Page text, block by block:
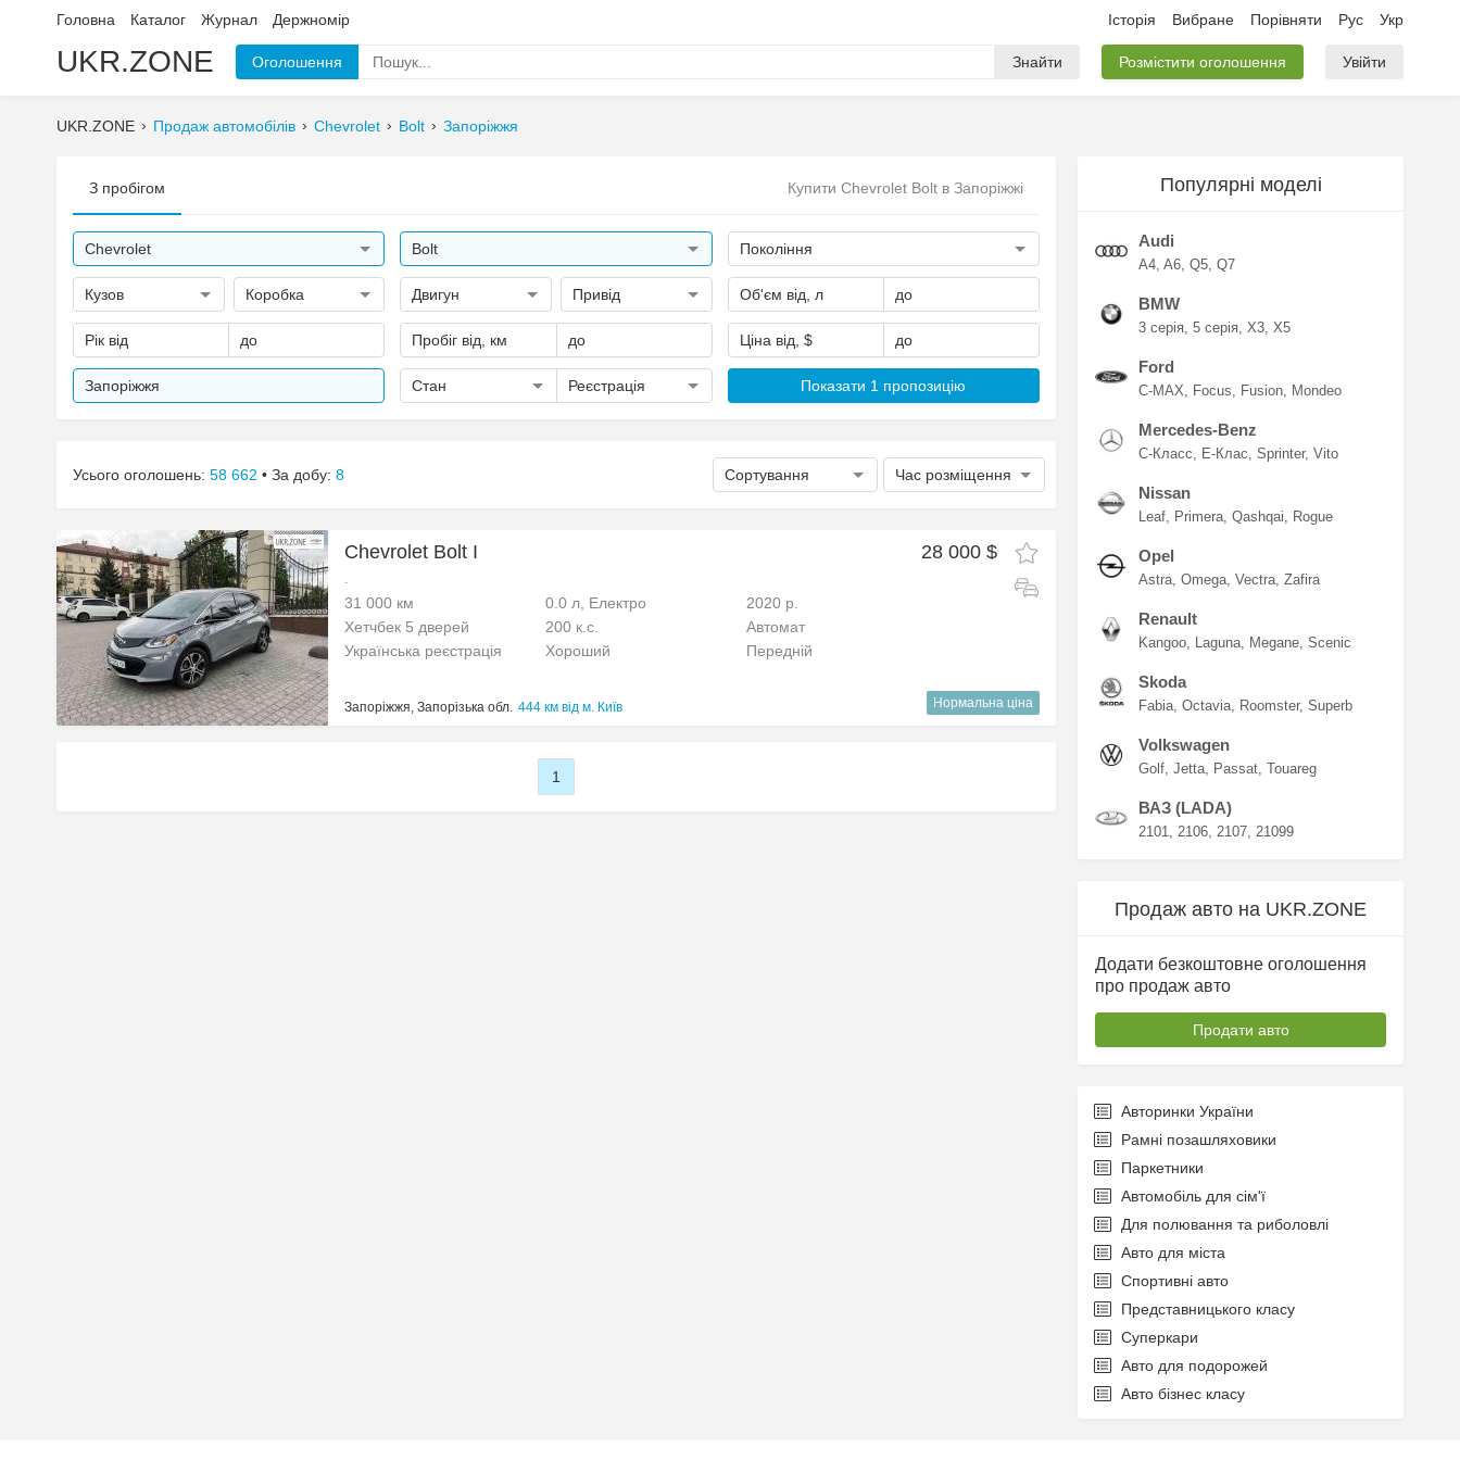
Головна Каталог Журнал Держномір Історія Вибране Порівняти Рус Укр
UKR.ZONE Оголошення Знайти Розмістити оголошення Увійти
UKR.ZONE Продаж автомобілів Chevrolet Bolt Запоріжжя
З пробігом Купити Chevrolet Bolt в Запоріжжі
Chevrolet Bolt Покоління
Кузов Коробка Двигун Привід Об'єм від, л до
Рік від до Пробіг від, км до Ціна від, $ до
Запоріжжя Стан Реєстрація Показати 1 пропозицію
Усього оголошень: 58 662 • За добу: 8 Сортування Час розміщення
Chevrolet Bolt I 28 000 $
.
31 000 км 0.0 л, Електро
2020 р.
Хетчбек 5 дверей
200 к.с.
Автомат
Українська реєстрація
Хороший Передній
Запоріжжя, Запорізька обл. 444 км від м. Київ Нормальна ціна
1
Популярні моделі
Audi
A4 A6 Q5 Q7
BMW
3 серія 5 серія X3 X5
Ford
C-MAX Focus Fusion Mondeo
Mercedes-Benz
C-Класс E-Клас Sprinter Vito
Nissan
Leaf Primera Qashqai Rogue
Opel
Astra Omega Vectra Zafira
Renault
Kangoo Laguna Megane Scenic
Skoda
Fabia Octavia Roomster Superb
Volkswagen
Golf Jetta Passat Touareg
ВАЗ (LADA)
2101 2106 2107 21099
Продаж авто на UKR.ZONE
Додати безкоштовне оголошення
про продаж авто
Продати авто
Авторинки України
Рамні позашляховики
Паркетники
Автомобіль для сім'ї
Для полювання та риболовлі
Авто для міста
Спортивні авто
Представницького класу
Суперкари
Авто для подорожей
Авто бізнес класу